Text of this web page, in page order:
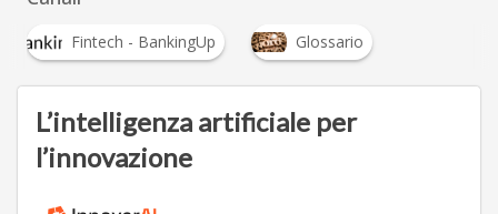
Fintech - BankingUp Glossario
L’intelligenza artificiale per
l’innovazione